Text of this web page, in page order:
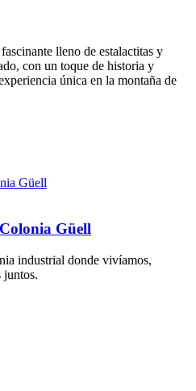
lleno de estalactitas y
con un toque de historia y
única en la montaña de
Güell
industrial donde vivíamos,
juntos.